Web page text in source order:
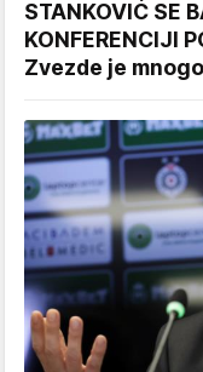
STANKOVIĆ SE
KONFERENCIJI
Zvezde je